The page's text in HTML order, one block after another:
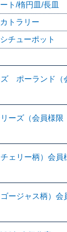
ト/楕円皿/長皿
トラリー
チューポット
ズ ポーランド（
ーズ（会員様限
ェリー柄）会員
ージャス柄）会